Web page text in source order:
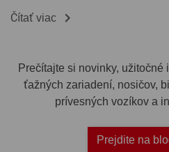
Čítať viac 
Prečítajte si novinky,
ťažných zariadení, nosičov,
prívesných vozíkov a
Prejdite na